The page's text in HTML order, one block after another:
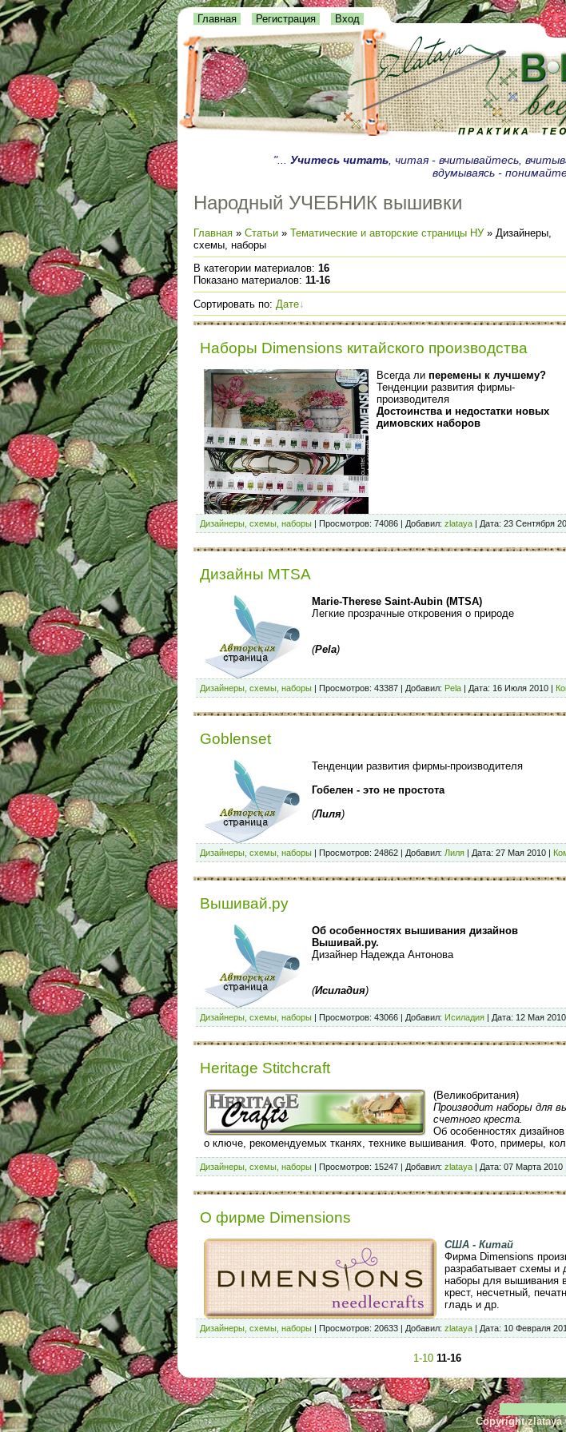
Главная Регистрация Вход
"... Учитесь читать , читая - вчитывайтесь,
вдумываясь -
Народный УЧЕБНИК вышивки
Главная » Статьи » Тематические и авторские страницы НУ» Дизайнеры,
схемы, наборы
В категории материалов: 16
Показано материалов: 11-16
Сортировать по: Дате
Наборы Dimensions китайского производства
Всегда ли перемены к лучшему?
Тенденции развития фирмы-
производителя
Достоинства и недостатки новых
димовских наборов
Дизайнеры, схемы, наборы | Просмотров: 74086 | Добавил: zlataya | Дата: 23 Сентября
Дизайны MTSA
Marie-Therese Saint-Aubin (MTSA)
Легкие прозрачные откровения о природе
(Pela)
Дизайнеры, схемы, наборы | Просмотров: 43387 | Добавил: Pela | Дата: 16 Июля 2010 |
Goblenset
Тенденции развития фирмы-производителя
Гобелен - это не простота
(Лиля)
Дизайнеры, схемы, наборы | Просмотров: 24862 | Добавил: Лиля | Дата: 27 Мая 2010 |
Вышивай.ру
Об особенностях вышивания дизайнов
Вышивай.ру.
Дизайнер Надежда Антонова
(Исиладия)
Дизайнеры, схемы, наборы | Просмотров: 43066 | Добавил: Исиладия | Дата: 12 Мая 2010
Heritage Stitchcraft
(Великобритания)
Производит наборы для
счетного креста.
Об особенностях
о ключе, рекомендуемых тканях, технике вышивания. Фото, примеры,
Дизайнеры, схемы, наборы | Просмотров: 15247 | Добавил: zlataya | Дата: 07 Марта 2010
О фирме Dimensions
США - Китай
Фирма Dimensions
разрабатывает схемы и
наборы для вышивания
крест, несчетный,
гладь и др.
Дизайнеры, схемы, наборы | Просмотров: 20633 | Добавил: zlataya | Дата: 10 Февраля
1-10 11-16
Copyright zlataya